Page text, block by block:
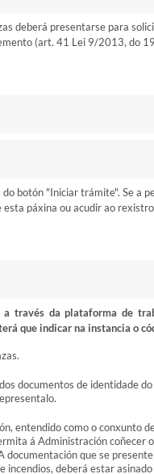
deberá presentarse para
(art. 41 Lei 9/2013, do
botón "Iniciar trámite". Se a
páxina ou acudir ao
través da plataforma de
que indicar na instancia o
documentos de identidade
entendido como o conxunto
á Administración coñecer
documentación que se
incendios, deberá estar